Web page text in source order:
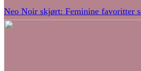
Neo Noir skjørt: Feminine favoritter